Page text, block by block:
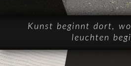
Kunst beginnt dort,
leuchten